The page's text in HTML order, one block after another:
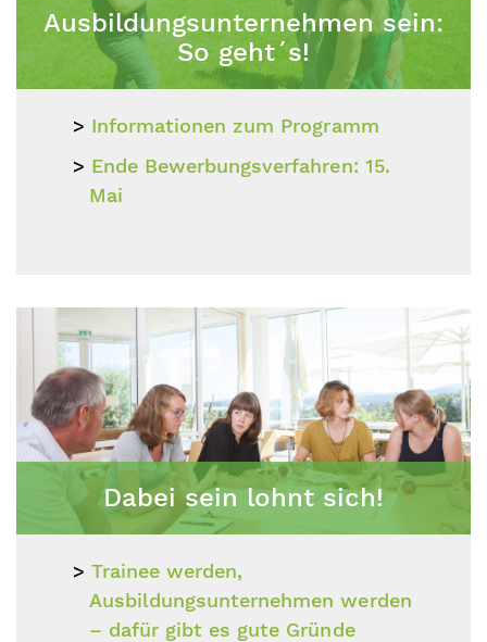
Ausbildungsunternehmen sein:
So geht´s!
Informationen zum Programm
Ende Bewerbungsverfahren: 15.
Mai
Dabei sein lohnt sich!
Trainee werden,
Ausbildungsunternehmen werden
– dafür gibt es gute Gründe